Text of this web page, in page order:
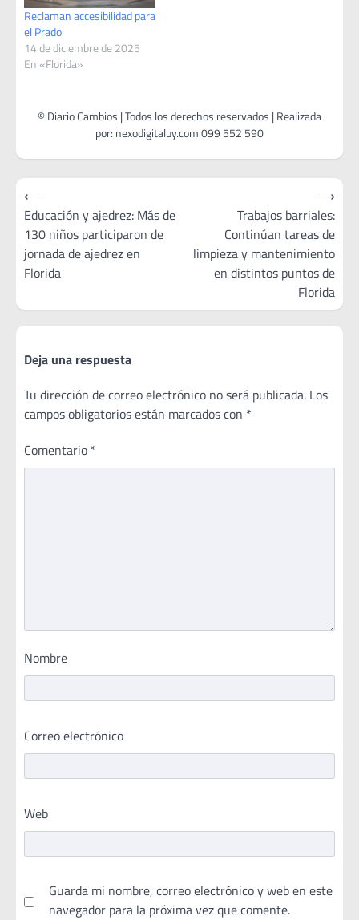
Reclaman accesibilidad para
el Prado
14 de diciembre de 2025
En «Florida»
Navegación
de
entradas
⟵
Educación y ajedrez: Más de
130 niños participaron de
jornada de ajedrez en
Florida
Trabajos barriales:
Continúan tareas de
limpieza y mantenimiento
en distintos puntos de
Florida
⟶
Deja una respuesta
Tu dirección de correo electrónico no será publicada. Los
campos obligatorios están marcados con *
Comentario *
Nombre
Correo electrónico
Web
Guarda mi nombre, correo electrónico y web en este
navegador para la próxima vez que comente.